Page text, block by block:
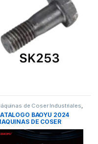
de Coser Industriales,
Mecánicos
BAOYU 2024
DE COSER